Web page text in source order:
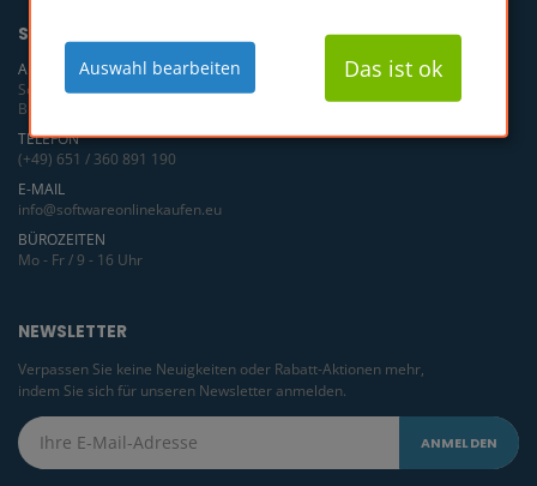
SOFTWAREONLINEKAUFEN
ANSCHRIFT
Software Service 1A
Bismarckstr. 7, 54292 Trier, Germany
TELEFON
(+49) 651 / 360 891 190
E-MAIL
info@softwareonlinekaufen.eu
BÜROZEITEN
Mo - Fr / 9 - 16 Uhr
NEWSLETTER
Verpassen Sie keine Neuigkeiten oder Rabatt-Aktionen mehr,
indem Sie sich für unseren Newsletter anmelden.
Auswahl bearbeiten Das ist ok